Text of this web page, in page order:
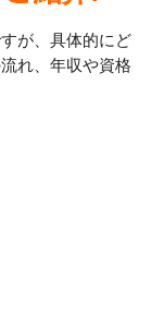
が、具体的にど
れ、年収や資格